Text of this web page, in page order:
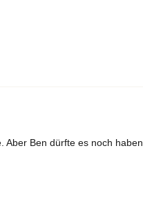
Ben dürfte es noch haben.